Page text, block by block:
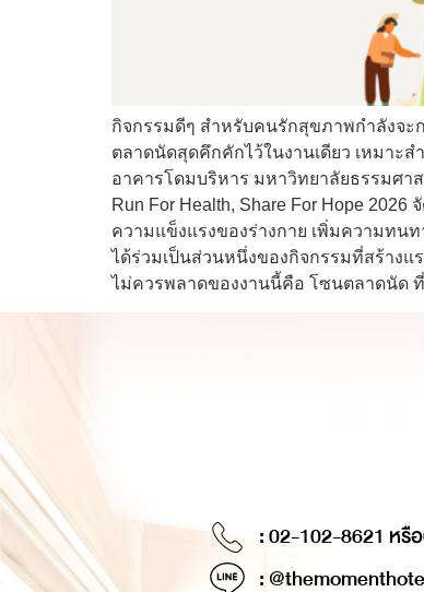
กิจกรรมดีๆ สำหรับคนรักสุขภาพกำลังจะ
ตลาดนัดสุดคึกคักไว้ในงานเดียว เหมาะส
อาคารโดมบริหาร มหาวิทยาลัยธรรมศา
Run For Health, Share For Hope
ความแข็งแรงของร่างกาย เพิ่มความทน
ได้ร่วมเป็นส่วนหนึ่งของกิจกรรมที่สร้าง
ไม่ควรพลาดของงานนี้คือ โซนตลาดนัด
: 02-102-8621 หรือ
: